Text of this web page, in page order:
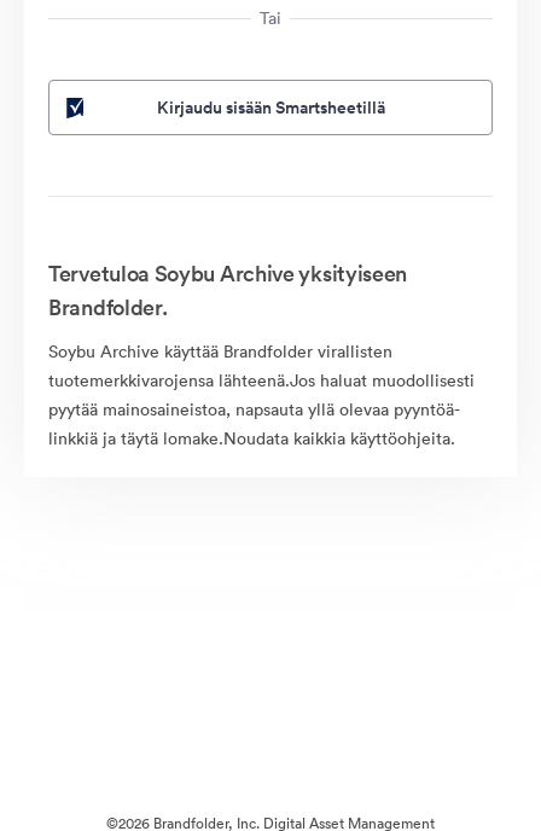
Tai
Kirjaudu sisään Smartsheetillä
Tervetuloa Soybu Archive yksityiseen
Brandfolder.
Soybu Archive käyttää Brandfolder virallisten
tuotemerkkivarojensa lähteenä.Jos haluat muodollisesti
pyytää mainosaineistoa, napsauta yllä olevaa pyyntöä-
linkkiä ja täytä lomake.Noudata kaikkia käyttöohjeita.
©2026 Brandfolder, Inc. Digital Asset Management